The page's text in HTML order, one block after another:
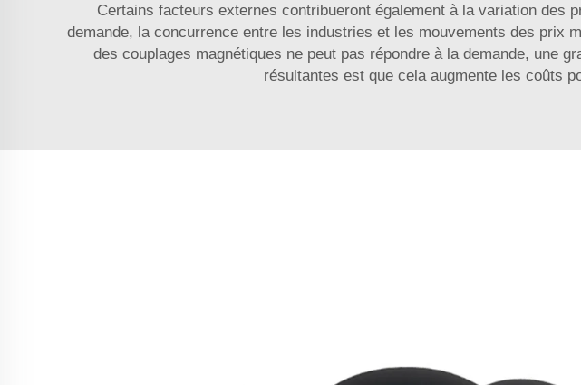
Certains facteurs externes contribueront également à la variation des
demande, la concurrence entre les industries et les mouvements des prix
des couplages magnétiques ne peut pas répondre à la demande, une
résultantes est que cela augmente les coûts